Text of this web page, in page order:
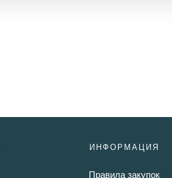
ИНФОРМАЦИЯ
Правила закупок